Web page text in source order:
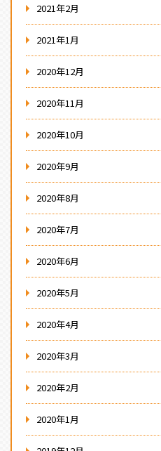
2021年2月
2021年1月
2020年12月
2020年11月
2020年10月
2020年9月
2020年8月
2020年7月
2020年6月
2020年5月
2020年4月
2020年3月
2020年2月
2020年1月